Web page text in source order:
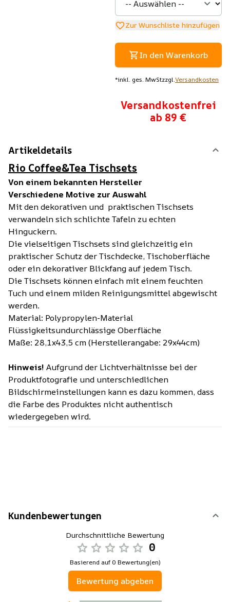
Zur Wunschliste hinzufügen
In den Warenkorb
*inkl. ges. MwStzzgl.Versandkosten
Versandkostenfrei
ab 89 €
Artikeldetails
Rio Coffee&Tea Tischsets
Von einem bekannten Hersteller
Verschiedene Motive zur Auswahl
Mit den dekorativen und praktischen Tischsets
verwandeln sich schlichte Tafeln zu echten
Hinguckern.
Die vielseitigen Tischsets sind gleichzeitig ein
praktischer Schutz der Tischdecke, Tischoberfläche
oder ein dekorativer Blickfang auf jedem Tisch.
Die Tischsets können einfach mit einem feuchten
Tuch und einem milden Reinigungsmittel abgewischt
werden.
Material: Polypropylen-Material
Flüssigkeitsundurchlässige Oberfläche
Maße: 28,1x43,5 cm (Herstellerangabe: 29x44cm)
Hinweis! Aufgrund der Lichtverhältnisse bei der
Produktfotografie und unterschiedlichen
Bildschirmeinstellungen kann es dazu kommen, dass
die Farbe des Produktes nicht authentisch
wiedergegeben wird.
Kundenbewertungen
Durchschnittliche Bewertung
0
Basierend auf 0 Bewertung(en)
Bewertung abgeben